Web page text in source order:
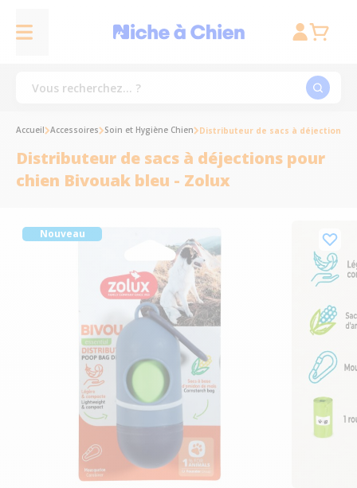
Accueil Accessoires Soin et Hygiène Chien Distributeur de sacs à déjections
Distributeur de sacs à déjections pour
chien Bivouak bleu - Zolux
Nouveau